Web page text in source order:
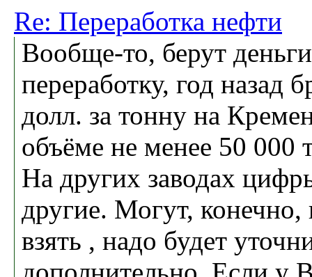
Re: Переработка нефти
Вообще-то, берут
переработку, год назад
долл. за тонну на
объёме не менее 50 000
На других заводах
другие. Могут,
взять , надо будет